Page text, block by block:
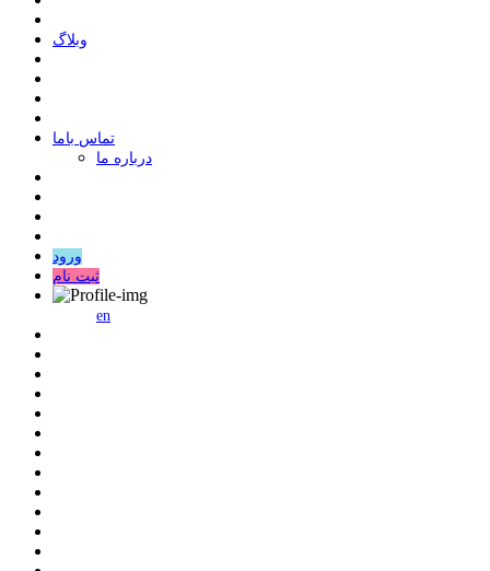
وبلاگ
ﺗﻤﺎﺱ ﺑﺎﻣﺎ
درباره ما
ورود
ثبت نام
en